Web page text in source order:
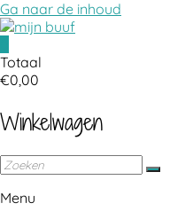
Ga naar de inhoud
mijn buuf
atelier voor wereldvrouwen
Totaal
€0,00
Winkelwagen
Menu